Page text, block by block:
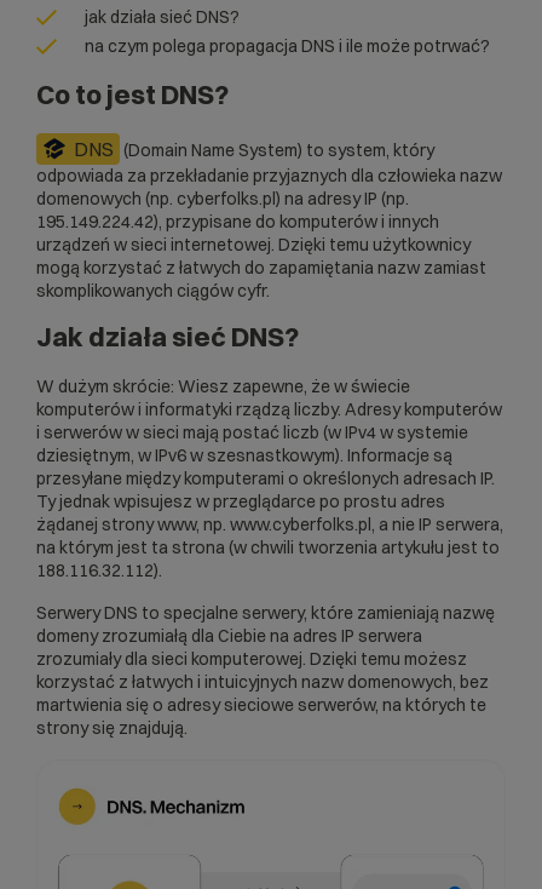
jak działa sieć DNS?
na czym polega propagacja DNS i ile może potrwać?
Co to jest DNS?
DNS (Domain Name System) to system, który
odpowiada za przekładanie przyjaznych dla człowieka nazw
domenowych (np. cyberfolks.pl) na adresy IP (np.
195.149.224.42), przypisane do komputerów i innych
urządzeń w sieci internetowej. Dzięki temu użytkownicy
mogą korzystać z łatwych do zapamiętania nazw zamiast
skomplikowanych ciągów cyfr.
Jak działa sieć DNS?
W dużym skrócie: Wiesz zapewne, że w świecie
komputerów i informatyki rządzą liczby. Adresy komputerów
i serwerów w sieci mają postać liczb (w IPv4 w systemie
dziesiętnym, w IPv6 w szesnastkowym). Informacje są
przesyłane między komputerami o określonych adresach IP.
Ty jednak wpisujesz w przeglądarce po prostu adres
żądanej strony www, np. www.cyberfolks.pl, a nie IP serwera,
na którym jest ta strona (w chwili tworzenia artykułu jest to
188.116.32.112).
Serwery DNS to specjalne serwery, które zamieniają nazwę
domeny zrozumiałą dla Ciebie na adres IP serwera
zrozumiały dla sieci komputerowej. Dzięki temu możesz
korzystać z łatwych i intuicyjnych nazw domenowych, bez
martwienia się o adresy sieciowe serwerów, na których te
strony się znajdują.